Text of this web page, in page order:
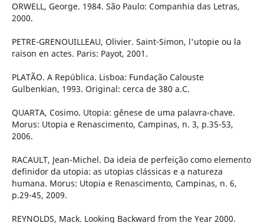
ORWELL, George. 1984. São Paulo: Companhia das Letras,
2000.
PETRE-GRENOUILLEAU, Olivier. Saint-Simon, l'utopie ou la
raison en actes. Paris: Payot, 2001.
PLATÃO. A República. Lisboa: Fundação Calouste
Gulbenkian, 1993. Original: cerca de 380 a.C.
QUARTA, Cosimo. Utopia: gênese de uma palavra-chave.
Morus: Utopia e Renascimento, Campinas, n. 3, p.35-53,
2006.
RACAULT, Jean-Michel. Da ideia de perfeição como elemento
definidor da utopia: as utopias clássicas e a natureza
humana. Morus: Utopia e Renascimento, Campinas, n. 6,
p.29-45, 2009.
REYNOLDS, Mack. Looking Backward from the Year 2000.